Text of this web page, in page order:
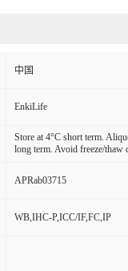
中国
EnkiLife
Store at 4°C short term.
long term. Avoid freeze/thaw
APRab03715
WB,IHC-P,ICC/IF,FC,IP